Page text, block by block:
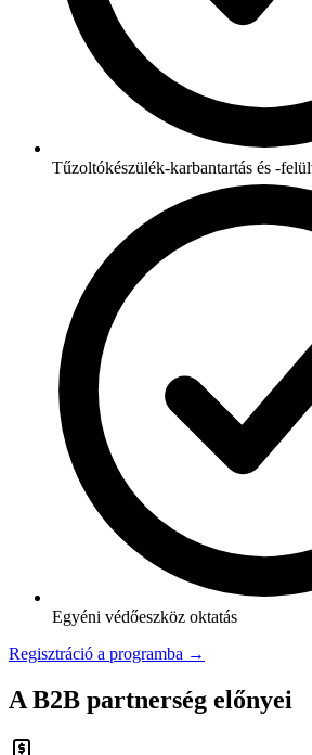
Tűzoltókészülék-karbantartás és -
Egyéni védőeszköz oktatás
Regisztráció a programba →
A B2B partnerség előnyei